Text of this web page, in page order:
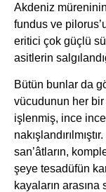
Akdeniz
fundus ve
eritici çok güçlü
asitlerin
Bütün bunlar da
vücudunun her bir
işlenmiş, ince
san’âtların,
şeye tesadüfün
kayaların arasına